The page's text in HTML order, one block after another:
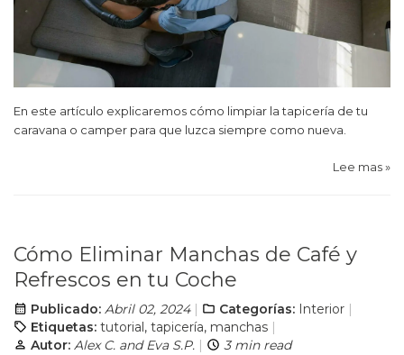
En este artículo explicaremos cómo limpiar la tapicería de tu
caravana o camper para que luzca siempre como nueva.
Lee mas »
Cómo Eliminar Manchas de Café y
Refrescos en tu Coche
Publicado: Abril 02, 2024 Categorías: Interior
Etiquetas: tutorial, tapicería, manchas
Autor: Alex C. and Eva S.P. 3 min read